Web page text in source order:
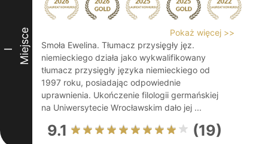
I Miejsce
Pokaż więcej >>
Smoła Ewelina. Tłumacz przysię̨gły jęz.
niemieckiego działa jako wykwalifikowany
tłumacz przysięgły języka niemieckiego od
1997 roku, posiadając odpowiednie
uprawnienia. Ukończenie filologii germańskiej
na Uniwersytecie Wrocławskim dało jej ...
9.1 (19)